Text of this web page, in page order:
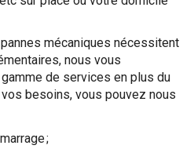
mécaniques nécessitent
nous vous
de services en plus du
besoins, vous pouvez nous
;